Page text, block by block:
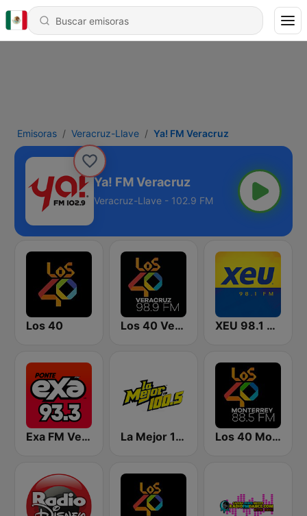
Emisoras Veracruz-Llave Ya! FM Veracruz
Ya! FM Veracruz
Veracruz-Llave - 102.9 FM
Los 40 Los 40 Veracruz XEU 98.1 FM
Exa FM Veracruz La Mejor 100.5 FM Los 40 Monterrey